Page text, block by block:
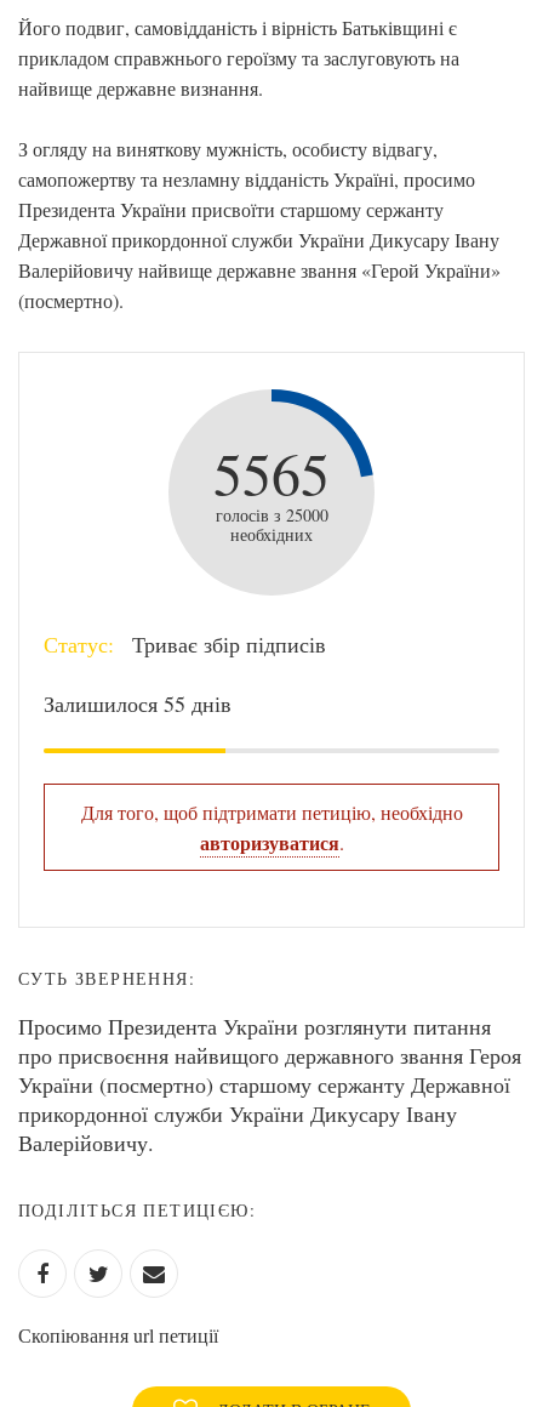
Його подвиг, самовідданість і вірність Батьківщині є
прикладом справжнього героїзму та заслуговують на
найвище державне визнання.
З огляду на виняткову мужність, особисту відвагу,
самопожертву та незламну відданість Україні, просимо
Президента України присвоїти старшому сержанту
Державної прикордонної служби України Дикусару Івану
Валерійовичу найвище державне звання «Герой України»
(посмертно).
5565
голосів з 25000
необхідних
Статус: Триває збір підписів
Залишилося 55 днів
Для того, щоб підтримати петицію, необхідно
авторизуватися.
СУТЬ ЗВЕРНЕННЯ:
Просимо Президента України розглянути питання
про присвоєння найвищого державного звання Героя
України (посмертно) старшому сержанту Державної
прикордонної служби України Дикусару Івану
Валерійовичу.
ПОДІЛІТЬСЯ ПЕТИЦІЄЮ:
Скопіювання url петиції